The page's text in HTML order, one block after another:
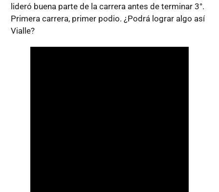
lideró buena parte de la carrera antes de terminar 3°.
Primera carrera, primer podio. ¿Podrá lograr algo así
Vialle?